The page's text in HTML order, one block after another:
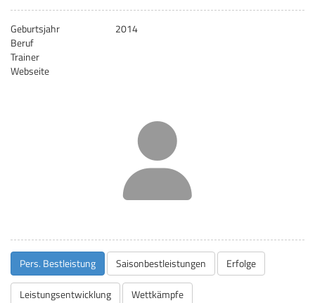
Geburtsjahr
2014
Beruf
Trainer
Webseite
Pers. Bestleistung Saisonbestleistungen Erfolge
Leistungsentwicklung Wettkämpfe